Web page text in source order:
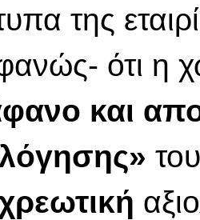
της
ότι η
και